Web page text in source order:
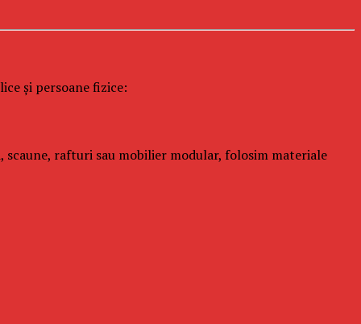
și persoane fizice:
rafturi sau mobilier modular, folosim materiale